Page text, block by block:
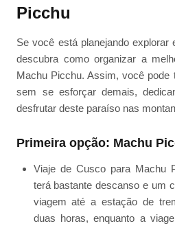
Picchu
Se você está planejando explorar
descubra como organizar a
Machu Picchu. Assim, você pode
sem se esforçar demais,
desfrutar deste paraíso nas
Primeira opção: Machu
Viaje de Cusco para Machu
terá bastante descanso e um
viagem até a estação de
duas horas, enquanto a